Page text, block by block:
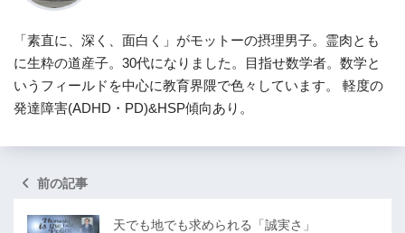
「素直に、深く、面白く」がモットーの摂理男子。霊肉とも
に生粋の道産子。30代になりました。目指せ数学者。数学と
いうフィールドを中心に教育界隈で色々しています。 軽度の
発達障害(ADHD・PD)&HSP傾向あり。
前の記事
天でも地でも求められる「誠実さ」